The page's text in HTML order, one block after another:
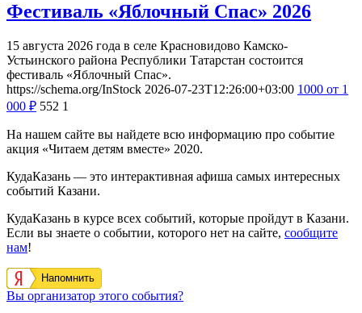
Фестиваль «Яблочный Спас» 2026
15 августа 2026 года в селе Красновидово Камско-
Устьинского района Республики Татарстан состоится
фестиваль «Яблочный Спас».
https://schema.org/InStock 2026-07-23T12:26:00+03:00 1000 от 1
000 ₽ 552 1
На нашем сайте вы найдете всю информацию про событие
акция «Читаем детям вместе» 2020.
КудаКазань — это интерактивная афиша самых интересных
событий Казани.
КудаКазань в курсе всех событий, которые пройдут в Казани.
Если вы знаете о событии, которого нет на сайте, сообщите
нам!
Напомнить
Вы организатор этого события?